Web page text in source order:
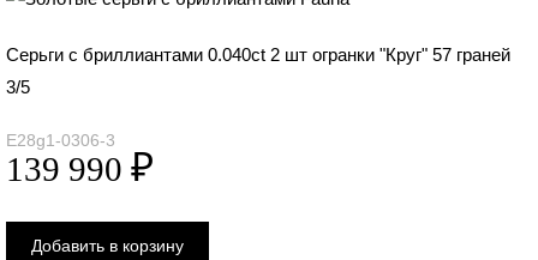
Серьги с бриллиантами 0.040ct 2 шт огранки "Круг" 57 граней
3/5
E28g1-0306-3